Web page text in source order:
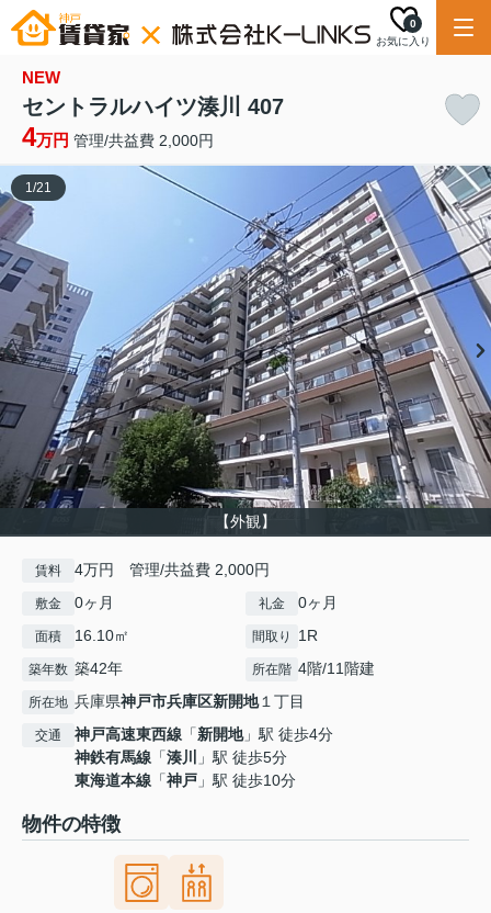
お気に入り
0
NEW
セントラルハイツ湊川 407
4万円 管理/共益費 2,000円
【外観】
1/21
賃料 4万円 管理/共益費 2,000円
敷金 0ヶ月 礼金 0ヶ月
面積 16.10㎡ 間取り 1R
築年数 築42年 所在階 4階/11階建
所在地 兵庫県神戸市兵庫区新開地１丁目
交通 神戸高速東西線 「新開地」駅 徒歩4分
神鉄有馬線 「湊川
」駅 徒歩5分
東海道本線 「神戸 」駅 徒歩10分
物件の特徴